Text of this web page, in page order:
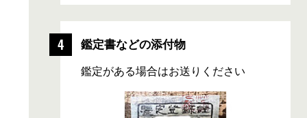
鑑定書などの添付物
鑑定がある場合はお送りください